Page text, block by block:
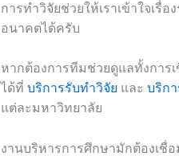
การทำวิจัยช่วยให้เราเข้าใจเรื่
อนาคตได้ครับ
หากต้องการทีมช่วยดูแลทั้งการ
ได้ที่ บริการรับทำวิจัย และ บริก
แต่ละมหาวิทยาลัย
งานบริหารการศึกษามักต้องเชื่